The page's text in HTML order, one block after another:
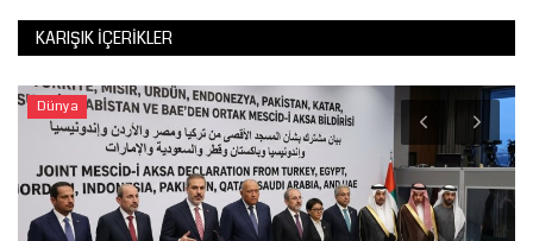
KARIŞIK İÇERIKLER
Dünya